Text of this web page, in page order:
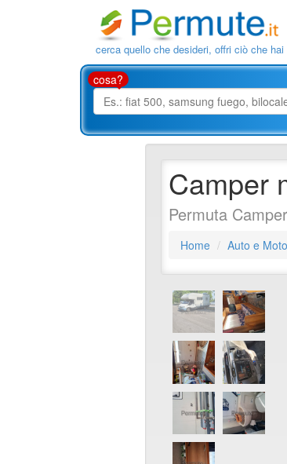
cerca quello che desideri, offri ciò che hai
cosa?
Camper
Permuta
Home Auto e Moto